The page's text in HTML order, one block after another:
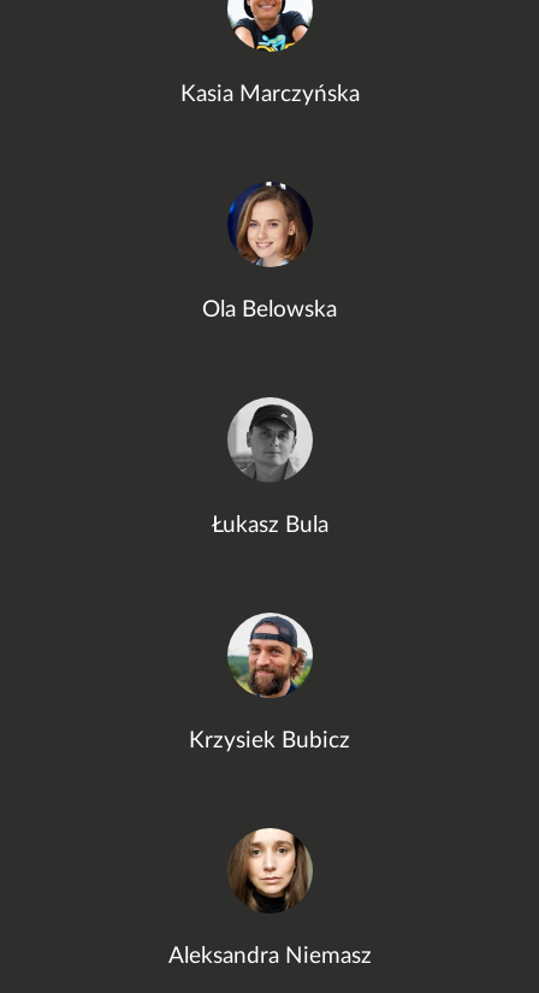
Kasia Marczyńska
Ola Belowska
Łukasz Bula
Krzysiek Bubicz
Aleksandra Niemasz